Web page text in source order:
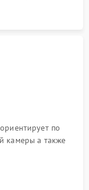
по
камеры а также